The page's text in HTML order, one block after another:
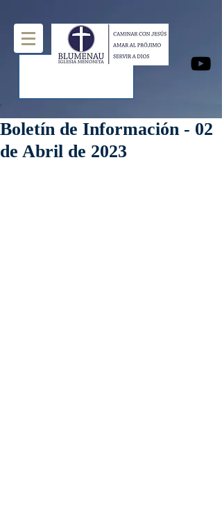
Boletín de Información - 02
de Abril de 2023